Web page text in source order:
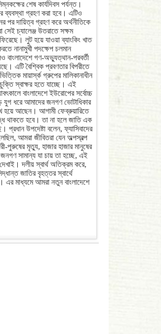
শেষ কার্যদিবস পর্যন্ত।
ব্যবস্থা গ্রহণ করা হবে। এটিও
দায়িত্ব গ্রহণ করে অর্থনীতিকে
চ্যালেঞ্জ উতরাতে সক্ষম
লুট হয়ে যাওয়া ব্যাংকিং খাত
নানামুখী পদক্ষেপ চলমান
বাংলাদেশে গণ-অভ্যুত্থান-পরবর্তী
এটি বৈশ্বিক প্রবণতার বিপরীতে
মায়ার্স্ক গ্রুপের মালিকানাধীন
চুক্তি স্বাক্ষর হতে যাচ্ছে। এই
বাংলাদেশে ইউরোপের সর্বোচ্চ
যুগ ধরে আমাদের জনগণ ভোটাধিকার
হয়ে আছেন। আগামী ফেব্রুয়ারিতে
থাকতে হবে। তা না হলে জাতি এক
উপদেষ্টা বলেন, ফ্যাসিবাদের
আমরা জীবিতরা যেন অল্পস্বল্প
পুরুষের মৃত্যু, হাজার হাজার মানুষের
সামান্য যা চায় তা হচ্ছে, এই
দলীয় স্বার্থ অতিক্রম করে,
জাতির বৃহত্তর স্বার্থে
এর মাধ্যমে আমরা নতুন বাংলাদেশে